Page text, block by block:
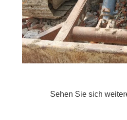
Sehen Sie sich